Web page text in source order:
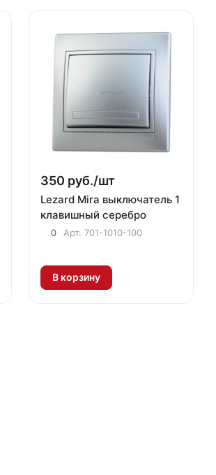
350 руб./шт
Lezard Mira выключатель 1
клавишный серебро
0 Арт. 701-1010-100
В корзину